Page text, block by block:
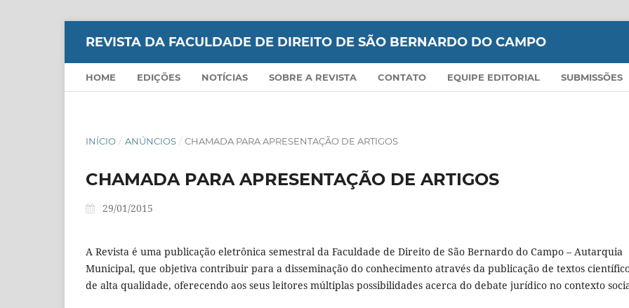
REVISTA DA FACULDADE DE DIREITO DE SÃO BERNARDO DO CAMPO
HOME EDIÇÕES NOTÍCIAS SOBRE A REVISTA CONTATO EQUIPE EDITORIAL SUBMISSÕES
INÍCIO / ANÚNCIOS / CHAMADA PARA APRESENTAÇÃO DE ARTIGOS
CHAMADA PARA APRESENTAÇÃO DE ARTIGOS
29/01/2015
A Revista é uma publicação eletrônica semestral da Faculdade de Direito de São Bernardo do Campo – Autarquia
Municipal, que objetiva contribuir para a disseminação do conhecimento através da publicação de textos
de alta qualidade, oferecendo aos seus leitores múltiplas possibilidades acerca do debate jurídico no contexto